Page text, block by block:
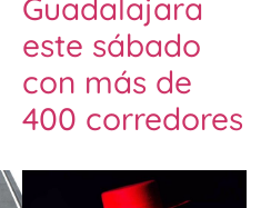
Guadalajara
este sábado
con más de
400 corredores